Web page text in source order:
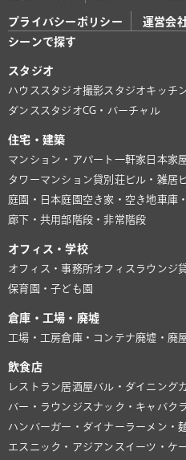
プライバシーポリシー 運営会
シーンで探す
スタジオ
ハウススタジオ撮影スタジオキッチ
ダンススタジオCG・バーチャル
住宅・建築
マンション・アパート 一軒家 日本家
タワーマンション貸別荘ビル・雑居
庭園・日本庭園 空き家・空き地 車庫
廊下・共用部階段・非常階段
オフィス・学校
オフィス・事務所オフィスラウンジ
保育園・子ども園
倉庫・工場・廃墟
工場・工房倉庫・コンテナ廃墟・廃
飲食店
レストラン居酒屋 バル・ダイニング
バー・ラウンジ スナック・キャバク
ハンバーガー・ダイナーラーメン・
エスニック・アジアン スイーツ・ケ